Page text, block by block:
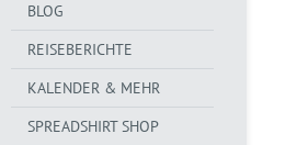
BLOG
REISEBERICHTE
KALENDER & MEHR
SPREADSHIRT SHOP